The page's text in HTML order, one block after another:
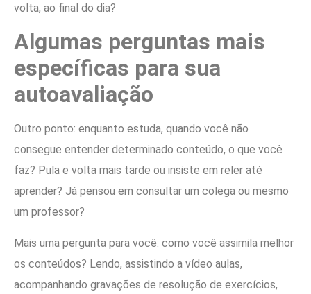
volta, ao final do dia?
Algumas perguntas mais
específicas para sua
autoavaliação
Outro ponto: enquanto estuda, quando você não
consegue entender determinado conteúdo, o que você
faz? Pula e volta mais tarde ou insiste em reler até
aprender? Já pensou em consultar um colega ou mesmo
um professor?
Mais uma pergunta para você: como você assimila melhor
os conteúdos? Lendo, assistindo a vídeo aulas,
acompanhando gravações de resolução de exercícios,